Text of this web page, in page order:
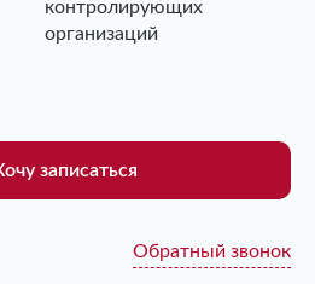
контролирующих
организаций
записаться
Обратный звонок